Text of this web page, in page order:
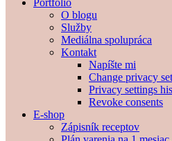
Portfolio
O blogu
Služby
Mediálna spolupráca
Kontakt
Napíšte mi
Change privacy
Privacy settings
Revoke consents
E-shop
Zápisník receptov